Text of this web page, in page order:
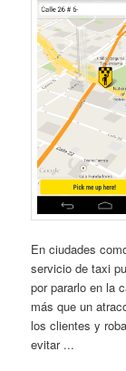
En ciudades
servicio de taxi
por pararlo en la
más que un
los clientes y
evitar ...